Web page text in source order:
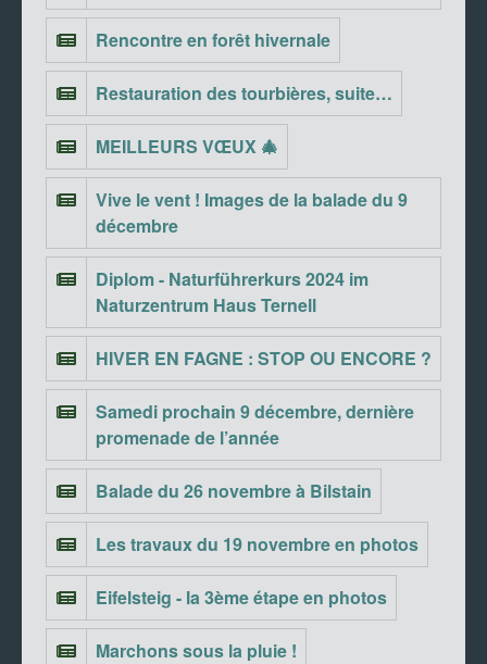
Rencontre en forêt hivernale
Restauration des tourbières, suite…
MEILLEURS VŒUX 🎄
Vive le vent ! Images de la balade du 9
décembre
Diplom - Naturführerkurs 2024 im
Naturzentrum Haus Ternell
HIVER EN FAGNE : STOP OU ENCORE ?
Samedi prochain 9 décembre, dernière
promenade de l’année
Balade du 26 novembre à Bilstain
Les travaux du 19 novembre en photos
Eifelsteig - la 3ème étape en photos
Marchons sous la pluie !